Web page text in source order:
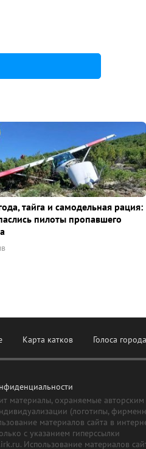
тайга и самодельная рация:
пилоты пропавшего
Карта катков Голоса города
материалы, охраняемые
(логотипы,
материалов сайта в
с указанием гиперссылки
Использование материалов